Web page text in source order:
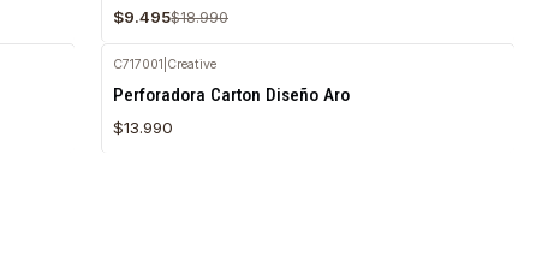
$9.495$18.990
C717001 Creative
Perforadora Carton Diseño Aro
$13.990